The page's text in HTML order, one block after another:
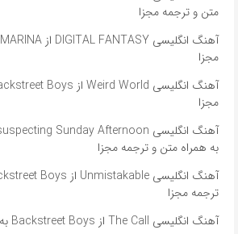
متن و ترجمه مجزا
مجزا
مجزا
به همراه متن و ترجمه مجزا
ترجمه مجزا
آهنگ انگلیسی The Call از Backstreet Boys به همراه متن و ترجمه مجزا